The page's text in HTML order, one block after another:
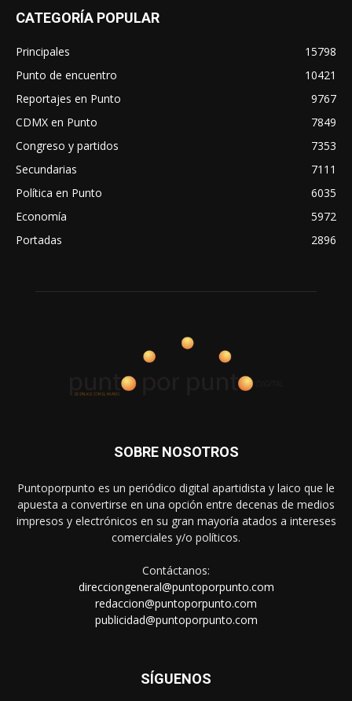
CATEGORÍA POPULAR
Principales
15798
Punto de encuentro
10421
Reportajes en Punto
9767
CDMX en Punto
7849
Congreso y partidos
7353
Secundarias
7111
Política en Punto
6035
Economía
5972
Portadas
2896
SOBRE NOSOTROS
Puntoporpunto es un periódico digital apartidista y laico que le
apuesta a convertirse en una opción entre decenas de medios
impresos y electrónicos en su gran mayoría atados a intereses
comerciales y/o políticos.
Contáctanos:
direcciongeneral@puntoporpunto.com
redaccion@puntoporpunto.com
publicidad@puntoporpunto.com
SÍGUENOS